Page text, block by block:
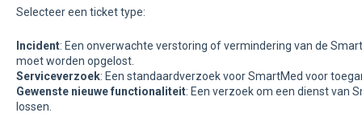
Selecteer een ticket type:
Incident: Een onverwachte verstoring of vermindering van de
moet worden opgelost.
Serviceverzoek: Een standaardverzoek voor SmartMed voor
Gewenste nieuwe functionaliteit: Een verzoek om een dienst van
lossen.